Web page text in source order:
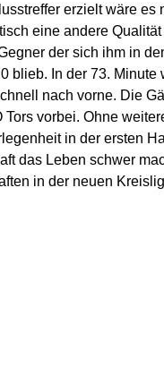
erzielt wäre
eine andere
der sich ihm in
In der 73.
nach vorne. Die
vorbei. Ohne
in der ersten
das Leben schwer
in der neuen